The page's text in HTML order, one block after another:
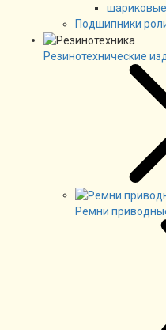
Подшипники
Резинотехнические
Ремни